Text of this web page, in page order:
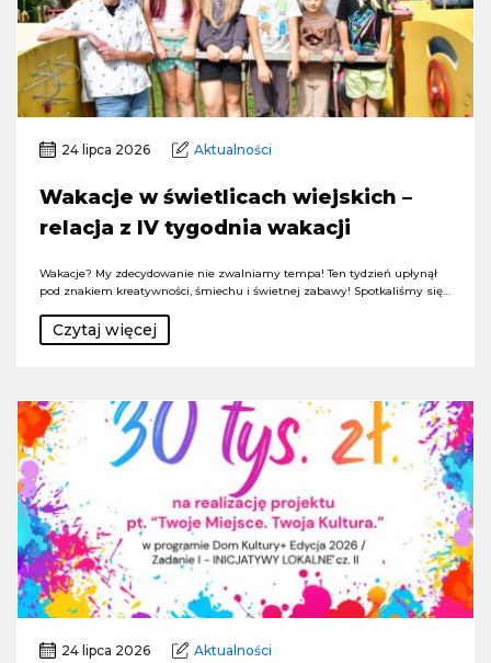
24 lipca 2026 Aktualności
Wakacje w świetlicach wiejskich –
relacja z IV tygodnia wakacji
Wakacje? My zdecydowanie nie zwalniamy tempa! Ten tydzień upłynął
pod znakiem kreatywności, śmiechu i świetnej zabawy! Spotkaliśmy się…
Czytaj więcej
24 lipca 2026 Aktualności